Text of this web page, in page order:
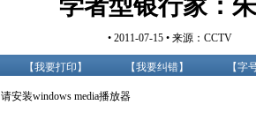
学者型银行家：
• 2011-07-15 • 来源：CCTV
【我要打印 】 【我要纠错】 【字
请安装windows media播放器